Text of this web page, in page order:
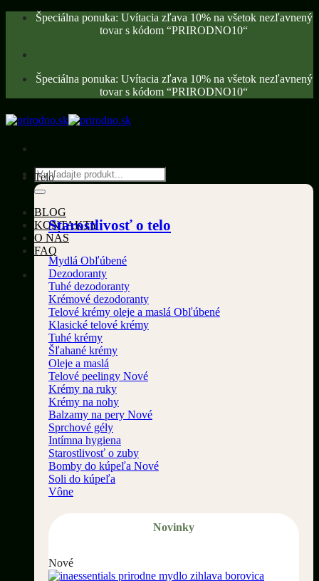
Skip
Špeciálna ponuka: Uvítacia zľava 10% na všetok nezľavnený
tovar s kódom “PRIRODNO10“
Špeciálna ponuka: Uvítacia zľava 10% na všetok nezľavnený
tovar s kódom “PRIRODNO10“
Hľadať:
BLOG
KONTAKTY
O NÁS
FAQ
Telo
Starostlivosť o telo
Mydlá
Dezodoranty
Tuhé dezodoranty
Krémové dezodoranty
Telové krémy oleje a maslá
Klasické telové krémy
Tuhé krémy
Šľahané krémy
Oleje a maslá
Telové peelingy
Krémy na ruky
Krémy na nohy
Balzamy na pery
Sprchové gély
Intímna hygiena
Starostlivosť o zuby
Bomby do kúpeľa
Soli do kúpeľa
Vône
Novinky
Nové